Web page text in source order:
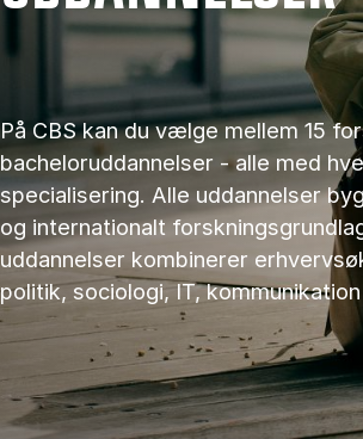
På CBS kan du vælge mellem 15
bacheloruddannelser - alle med
specialisering. Alle uddannelser
og internationalt
uddannelser kombinerer
politik, sociologi, IT,